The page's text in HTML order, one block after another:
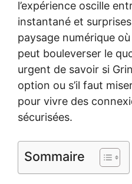
l’expérience oscille
instantané et
paysage numérique
peut bouleverser le
urgent de savoir si
option ou s’il faut
pour vivre des
sécurisées.
Sommaire